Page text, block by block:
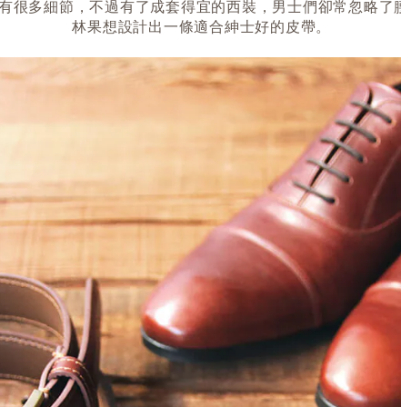
很多細節，不過有了成套得宜的西裝，男士們卻常忽略
林果想設計出一條適合紳士好的皮帶。